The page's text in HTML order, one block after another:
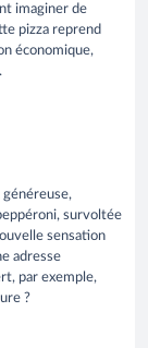
imaginer de
pizza reprend
économique,
survoltée
sensation
adresse
par exemple,
?